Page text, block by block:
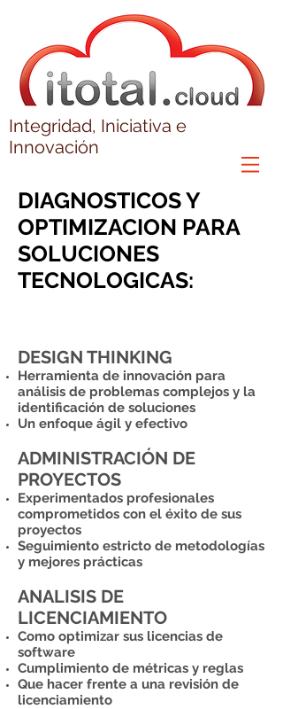
Integridad, Iniciativa e
Innovación
DIAGNOSTICOS Y
OPTIMIZACION PARA
SOLUCIONES
TECNOLOGICAS:
DESIGN THINKING
Herramienta de innovación para
análisis de problemas complejos y la
identificación de soluciones
Un enfoque ágil y efectivo
ADMINISTRACIÓN DE
PROYECTOS
Experimentados profesionales
comprometidos con el éxito de sus
proyectos
Seguimiento estricto de metodologías
y mejores prácticas
ANALISIS DE
LICENCIAMIENTO
Como optimizar sus licencias de
software
Cumplimiento de métricas y reglas
Que hacer frente a una revisión de
licenciamiento